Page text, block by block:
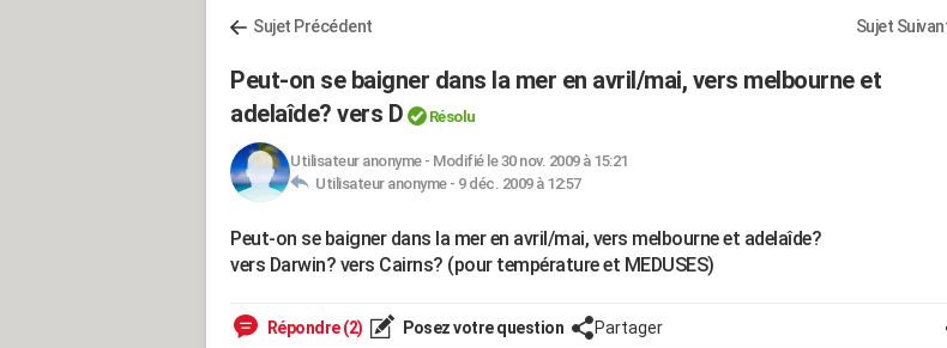
Sujet Précédent Sujet
Peut-on se baigner dans la mer en avril/mai, vers melbourne et
adelaîde? vers D
Résolu
Utilisateur anonyme- Modifié le 30 nov. 2009 à 15:21
Utilisateur anonyme - 9 déc. 2009 à 12:57
Peut-on se baigner dans la mer en avril/mai, vers melbourne et adelaîde?
vers Darwin? vers Cairns? (pour température et MEDUSES)
Répondre (2) Posez votre question Partager